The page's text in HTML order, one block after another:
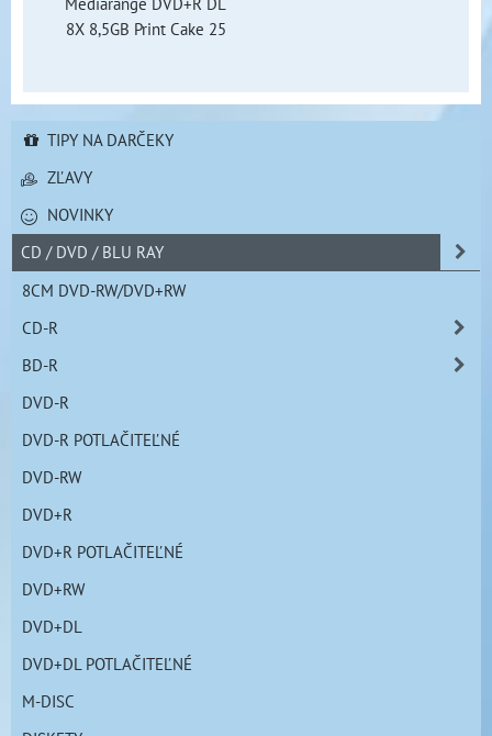
8X 8,5GB Print Cake 25
TIPY NA DARČEKY
ZĽAVY
NOVINKY
CD / DVD / BLU RAY
8CM DVD-RW/DVD+RW
CD-R
BD-R
DVD-R
DVD-R POTLAČITEĽNÉ
DVD-RW
DVD+R
DVD+R POTLAČITEĽNÉ
DVD+RW
DVD+DL
DVD+DL POTLAČITEĽNÉ
M-DISC